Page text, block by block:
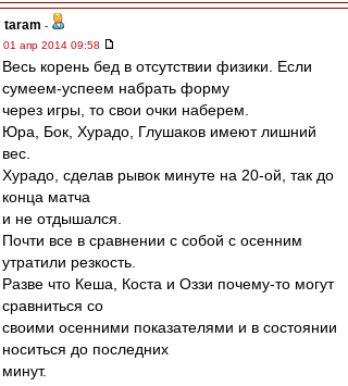
taram -
01 апр 2014 09:58
Весь корень бед в отсутствии физики. Если
сумеем-успеем набрать форму
через игры, то свои очки наберем.
Юра, Бок, Хурадо, Глушаков имеют лишний
вес.
Хурадо, сделав рывок минуте на 20-ой, так до
конца матча
и не отдышался.
Почти все в сравнении с собой с осенним
утратили резкость.
Разве что Кеша, Коста и Оззи почему-то могут
сравниться со
своими осенними показателями и в состоянии
носиться до последних
минут.